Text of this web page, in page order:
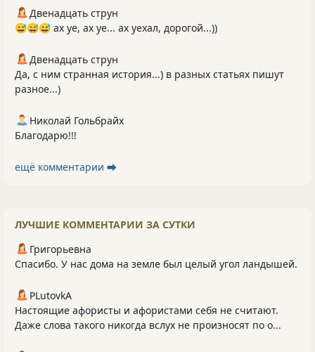
Двенадцать струн
😅😅😅 ах уе, ах уе... ах уехал, дорогой...))
Двенадцать струн
Да, с ним странная история...) в разных статьях пишут
разное...)
Николай Гольбрайх
Благодарю!!!
ещё комментарии ⮕
ЛУЧШИЕ КОММЕНТАРИИ ЗА СУТКИ
Григорьевна
Спасибо. У нас дома на земле был целый угол ландышей.
PLutоvkА
Настоящие афористы и афористами себя не считают.
Даже слова такого никогда вслух не произносят по о...